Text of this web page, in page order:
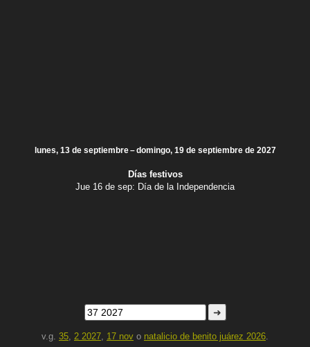
lunes, 13 de septiembre – domingo, 19 de septiembre de 2027
Días festivos
Jue 16 de sep: Día de la Independencia
➜
v.g. 35, 2 2027, 17 nov o natalicio de benito juárez 2026.